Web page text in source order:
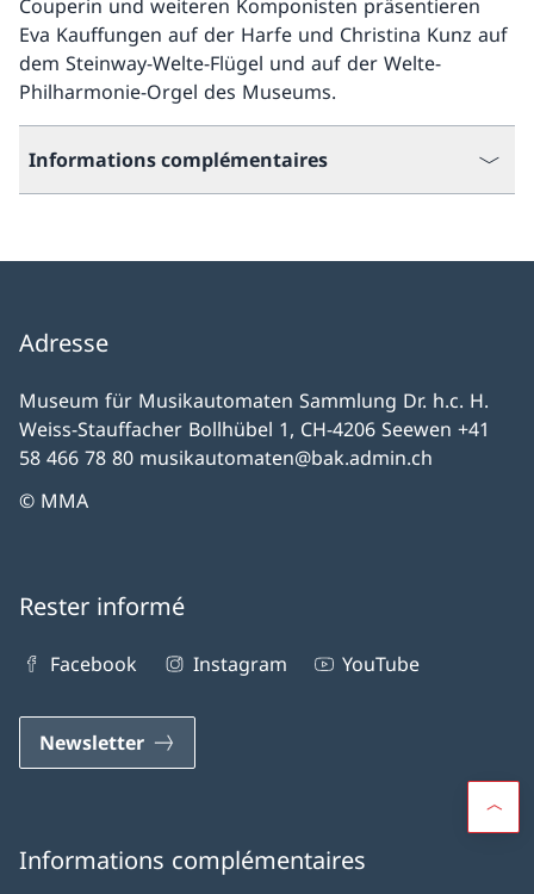
Couperin und weiteren Komponisten präsentieren
Eva Kauffungen auf der Harfe und Christina Kunz auf
dem Steinway-Welte-Flügel und auf der Welte-
Philharmonie-Orgel des Museums.
Informations complémentaires
Adresse
Museum für Musikautomaten Sammlung Dr. h.c. H.
Weiss-Stauffacher Bollhübel 1, CH-4206 Seewen +41
58 466 78 80 musikautomaten@bak.admin.ch
© MMA
Rester informé
Facebook Instagram YouTube
Newsletter
Informations complémentaires